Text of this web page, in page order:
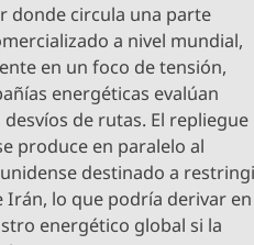
donde circula una parte
a nivel mundial,
en un foco de tensión,
energéticas evalúan
de rutas. El repliegue
produce en paralelo al
destinado a
Irán, lo que podría derivar en
energético global si la